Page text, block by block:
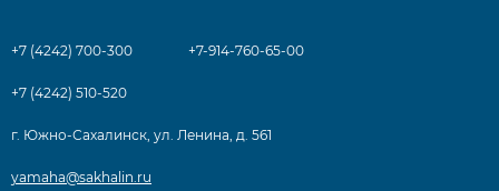
+7 (4242) 700-300 +7-914-760-65-00
+7 (4242) 510-520
г. Южно-Сахалинск, ул. Ленина, д. 561
yamaha@sakhalin.ru